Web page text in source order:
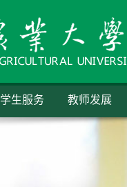
学生服务 教师发展